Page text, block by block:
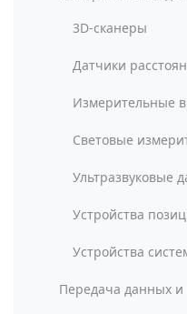
3D-сканеры
Датчики
Измерительные
Световые
Ультразвуковые
Устройства
Устройства
Передача данных